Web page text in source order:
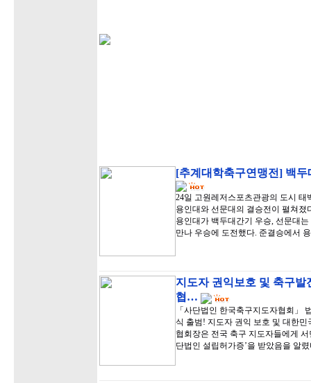
[추계대학축구연맹전] 백
24일 고원레저스포츠관광의 도시
용인대와 선문대의 결승전이 펼쳐졌
용인대가 백두대간기 우승, 선문대
만나 우승에 도전했다. 준결승에서
지도자 권익보호 및 축구
협…
「사단법인 한국축구지도자협회」
식 출범! 지도자 권익 보호 및 대한
협회장은 전국 축구 지도자들에게
단법인 설립허가증’을 받았음을 알